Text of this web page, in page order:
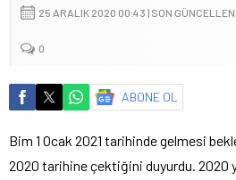
25 ARALIK 2020 00:43 | SON
0
ABONE OL
Bim 1 Ocak 2021 tarihinde gelmesi
2020 tarihine çektiğini duyurdu. 2020